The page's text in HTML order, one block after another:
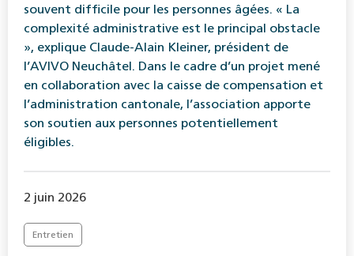
souvent difficile pour les personnes âgées. « La
complexité administrative est le principal obstacle
», explique Claude-Alain Kleiner, président de
l’AVIVO Neuchâtel. Dans le cadre d’un projet mené
en collaboration avec la caisse de compensation et
l’administration cantonale, l’association apporte
son soutien aux personnes potentiellement
éligibles.
2 juin 2026
Entretien